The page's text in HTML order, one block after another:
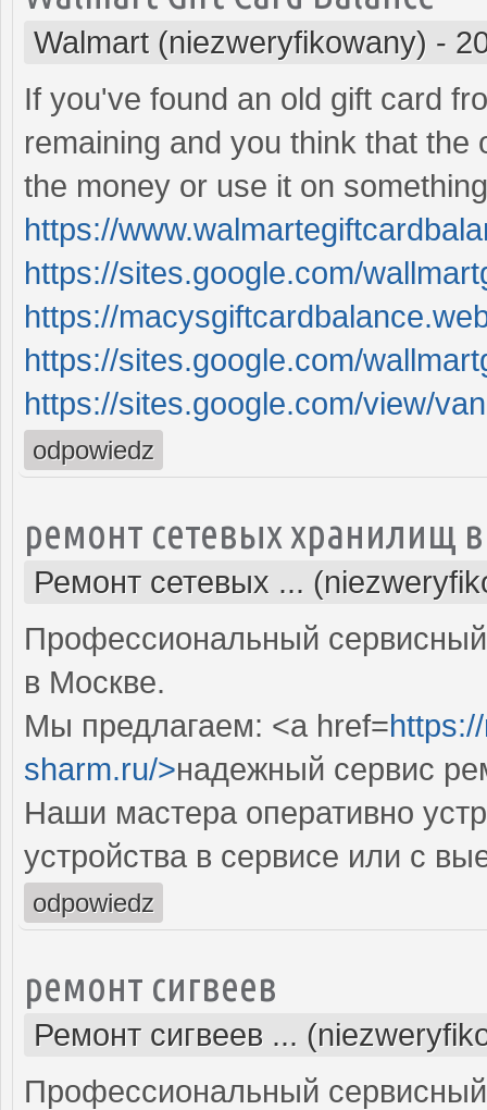
Walmart (niezweryfikowany) -
If you've found an old gift card
remaining and you think that
the money or use it on
https://
https://sites.google.com/
https://
https://sites.google.com/
https://sites.google.com/view/
odpowiedz
ремонт сетевых хранилищ
Ремонт сетевых ...
Профессиональный
в Москве.
Мы предлагаем: <a href=
sharm.ru/>надежный сервис
Наши мастера оперативно
устройства в сервисе или с
odpowiedz
ремонт сигвеев
Ремонт сигвеев ...
Профессиональный